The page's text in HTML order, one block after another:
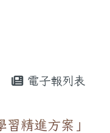
電子報列表
精進方案」